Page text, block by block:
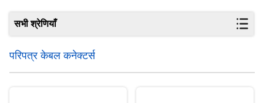
सभी श्रेणियाँ
परिपत्र केबल कनेक्टर्स